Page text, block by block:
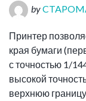
by
Принтер
края бумаги
с точностью 1/
высокой
верхнюю границу